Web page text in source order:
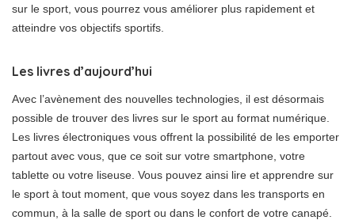
sur le sport, vous pourrez vous améliorer plus rapidement et
atteindre vos objectifs sportifs.
Les livres d’aujourd’hui
Avec l’avènement des nouvelles technologies, il est désormais
possible de trouver des livres sur le sport au format numérique.
Les livres électroniques vous offrent la possibilité de les emporter
partout avec vous, que ce soit sur votre smartphone, votre
tablette ou votre liseuse. Vous pouvez ainsi lire et apprendre sur
le sport à tout moment, que vous soyez dans les transports en
commun, à la salle de sport ou dans le confort de votre canapé.